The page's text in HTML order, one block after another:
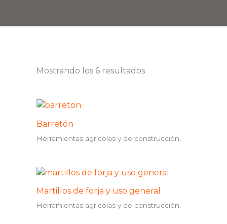
Mostrando los 6 resultados
Barretón
Herramientas agrícolas y de construcción,
Martillos de forja y uso general
Herramientas agrícolas y de construcción,